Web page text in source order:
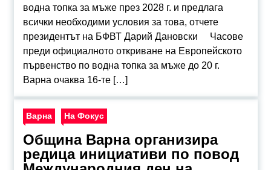
водна топка за мъже през 2028 г. и предлага
всички необходими условия за това, отчете
президентът на БФВТ Дарий Дановски Часове
преди официалното откриване на Европейското
първенство по водна топка за мъже до 20 г.
Варна очаква 16-те […]
Варна На Фокус
Община Варна организира
редица инициативи по повод